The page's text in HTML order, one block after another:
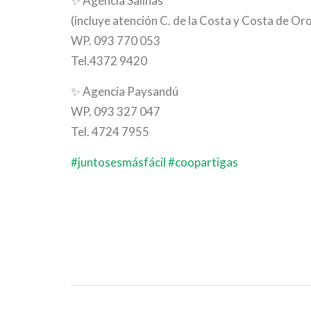
(incluye atención C. de la Costa y Costa de
WP. 093 770 053
Tel.4372 9420
✨Agencia Paysandú
WP. 093 327 047
Tel. 4724 7955
#juntosesmásfácil#coopartigas